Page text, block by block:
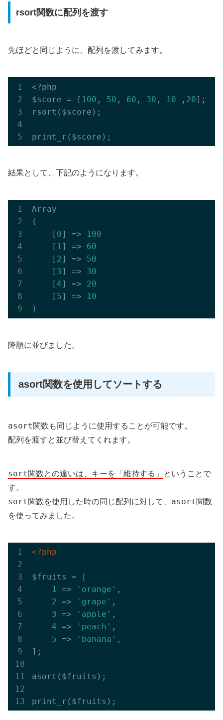
rsort関数に配列を渡す
先ほどと同じように、配列を渡してみます。
<?php
$score = [ 100 , 50 , 60 , 30 , 10 , 20];
rsort($score);
結果として、下記のようになります。
Array
(
    [
0] =>
100
    [
1] => 60
    [
2] => 50
    [
3] => 30
    [
4] => 20
    [
5] =>
10
降順に並びました。
asort関数を使用してソートする
asort関数も同じように使用することが可能です。
配列を渡すと並び替えてくれます。
sort関数との違いは、キーを「維持する」
ということで
す。
sort関数を使用した時の同じ配列に対して、 asort関数
を使ってみました。
<?php
$fruits = [
1 => 'orange' ,
2 => 'grape' ,
3 => 'apple' ,
4 => 'peach' ,
5 => 'banana' ,
];
asort($fruits);